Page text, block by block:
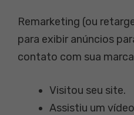
Remarketing (ou
para exibir anúncios
contato com sua
Visitou seu site.
Assistiu um